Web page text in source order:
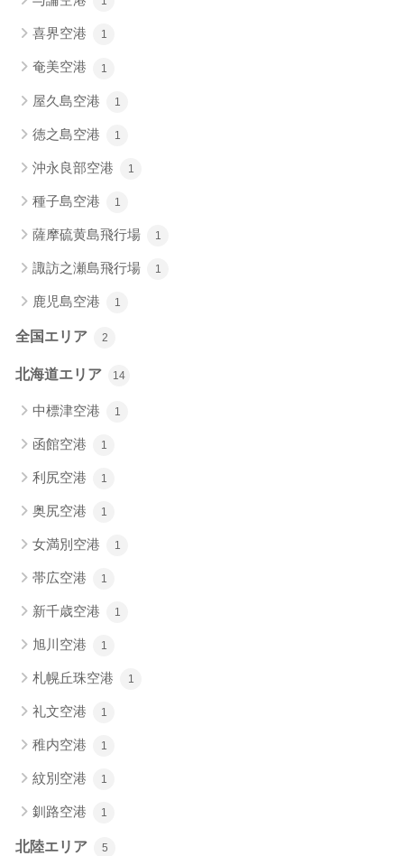
喜界空港 1
奄美空港 1
屋久島空港 1
徳之島空港 1
沖永良部空港 1
種子島空港 1
薩摩硫黄島飛行場 1
諏訪之瀬島飛行場 1
鹿児島空港 1
全国エリア 2
北海道エリア 14
中標津空港 1
函館空港 1
利尻空港 1
奥尻空港 1
女満別空港 1
帯広空港 1
新千歳空港 1
旭川空港 1
札幌丘珠空港 1
礼文空港 1
稚内空港 1
紋別空港 1
釧路空港 1
北陸エリア 5